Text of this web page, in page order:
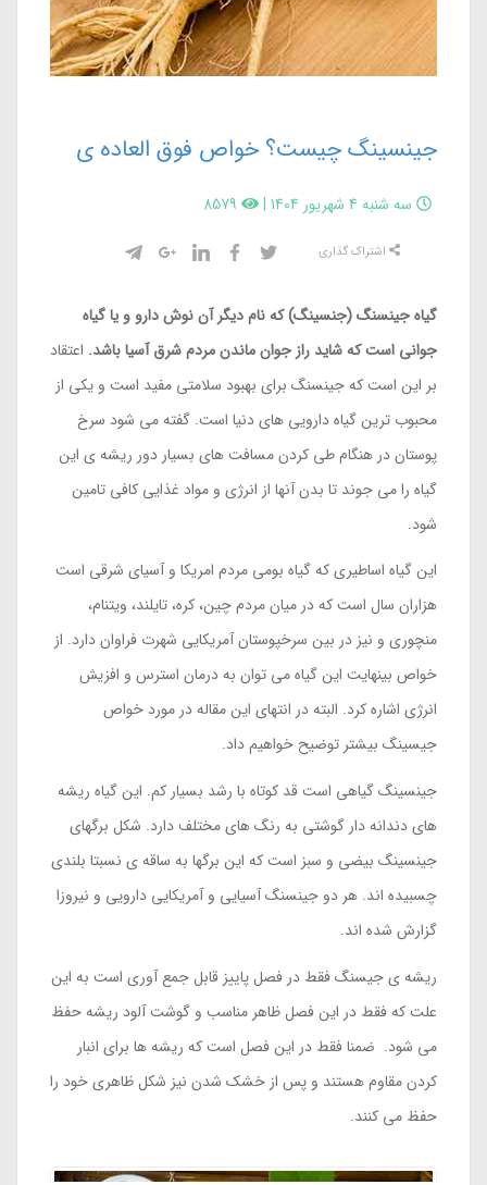
جینسینگ چیست؟ خواص فوق العاده ی
آن برای مردان و زنان چیست ؟
سه شنبه 4 شهریور 1404 |
8579
اشتراک گذاری
گیاه جینسنگ (جنسینگ) که نام دیگر آن نوش دارو و یا گیاه
جوانی است که شاید راز جوان ماندن مردم شرق آسیا باشد. اعتقاد
بر این است که جینسنگ برای بهبود سلامتی مفید است و یکی از
محبوب ترین گیاه دارویی های دنیا است. گفته می شود سرخ
پوستان در هنگام طی کردن مسافت های بسیار دور ریشه ی این
گیاه را می جوند تا بدن آنها از انرژی و مواد غذایی کافی تامین
شود.
این گیاه اساطیری که گیاه بومی مردم امریکا و آسیای شرقی است
هزاران سال است که در میان مردم چین، کره، تایلند، ویتنام،
منچوری و نیز در بین سرخپوستان آمریکایی شهرت فراوان دارد. از
خواص بینهایت این گیاه می توان به درمان استرس و افزیش
انرژی اشاره کرد. البته در انتهای این مقاله در مورد خواص
جیسینگ بیشتر توضیح خواهیم داد.
جینسینگ گیاهی است قد کوتاه با رشد بسیار کم. این گیاه ریشه
های دندانه دار گوشتی به رنگ های مختلف دارد. شکل برگهای
جینسینگ بیضی و سبز است که این برگها به ساقه ی نسبتا بلندی
چسبیده اند. هر دو جینسنگ آسیایی و آمریکایی دارویی و نیروزا
گزارش شده اند.
ریشه ی جیسنگ فقط در فصل پاییز قابل جمع آوری است به این
علت که فقط در این فصل ظاهر مناسب و گوشت آلود ریشه حفظ
می شود. ضمنا فقط در این فصل است که ریشه ها برای انبار
کردن مقاوم هستند و پس از خشک شدن نیز شکل ظاهری خود را
حفظ می کنند.